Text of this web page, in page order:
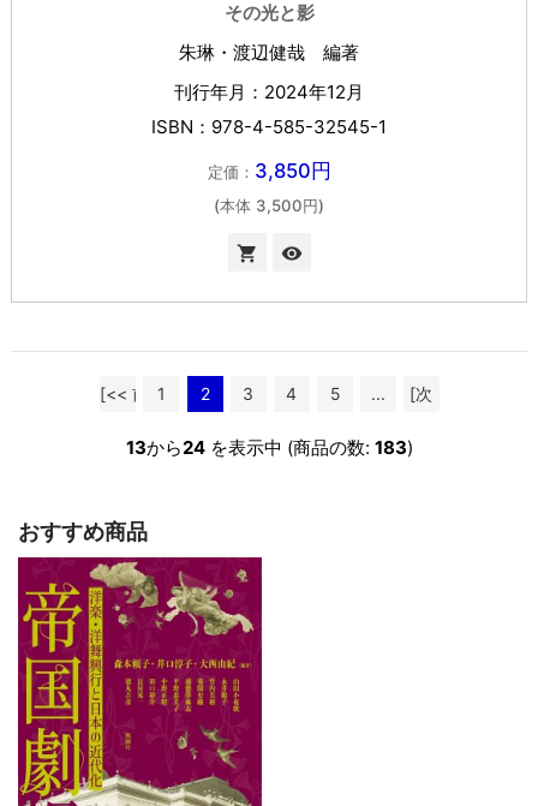
その光と影
朱琳・渡辺健哉 編著
刊行年月：2024年12月
ISBN：978-4-585-32545-1
定価： 3,850円
(本体 3,500円)
 visibility
[<< 前
1 2 3 4 5 ...
[次
13から24を表示中 (商品の数: 183)
おすすめ商品